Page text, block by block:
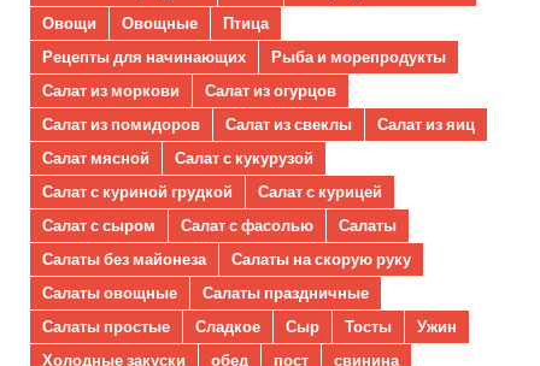
Овощи
Овощные
Птица
Рецепты для начинающих
Рыба и морепродукты
Салат из моркови
Салат из огурцов
Салат из помидоров
Салат из свеклы
Салат из яиц
Салат мясной
Салат с кукурузой
Салат с куриной грудкой
Салат с курицей
Салат с сыром
Салат с фасолью
Салаты
Салаты без майонеза
Салаты на скорую руку
Салаты овощные
Салаты праздничные
Салаты простые
Сладкое Сыр Тосты
Ужин
Холодные закуски
обед пост свинина